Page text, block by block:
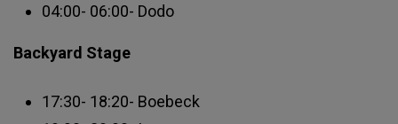
04:00- 06:00- Dodo
Backyard Stage
17:30- 18:20- Boebeck